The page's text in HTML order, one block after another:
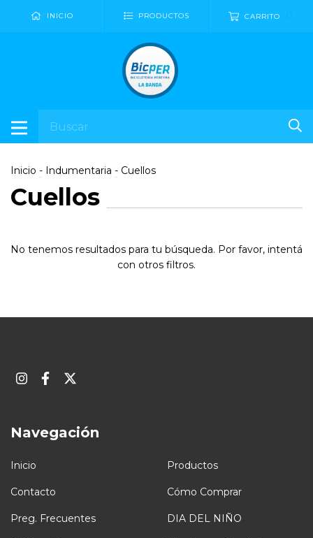
INICIO PRODUCTOS CARRITO
Inicio - Indumentaria - Cuellos
Cuellos
No tenemos resultados para tu búsqueda. Por favor, intentá
con otros filtros.
Navegación
Inicio Productos
Contacto Cómo Comprar
Preg. Frecuentes DIA DEL NIÑO